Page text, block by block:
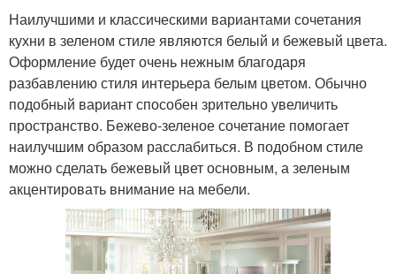
Наилучшими и классическими вариантами сочетания
кухни в зеленом стиле являются белый и бежевый цвета.
Оформление будет очень нежным благодаря
разбавлению стиля интерьера белым цветом. Обычно
подобный вариант способен зрительно увеличить
пространство. Бежево-зеленое сочетание помогает
наилучшим образом расслабиться. В подобном стиле
можно сделать бежевый цвет основным, а зеленым
акцентировать внимание на мебели.